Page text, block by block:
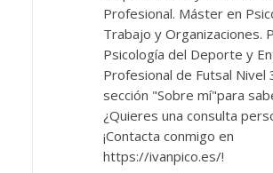
Profesional. Máster en
Trabajo y Organizaciones.
Psicología del Deporte y
Profesional de Futsal Nivel
sección "Sobre mí"para
¿Quieres una consulta
¡Contacta conmigo en
https://ivanpico.es/!